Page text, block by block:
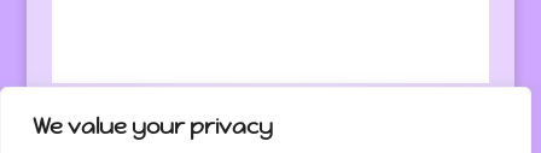
We value your privacy